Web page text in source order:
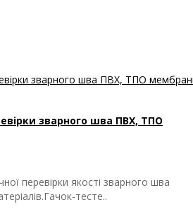
зварного шва ПВХ, ТПО
перевірки якості зварного шва
тесте..